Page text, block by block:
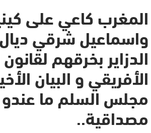
المغرب كاعي على
واسماعيل شرقي
الدزاير بخرقهم لقانون
الأفريقي و البيان
مجلس السلم ما عندو
مصداقية..